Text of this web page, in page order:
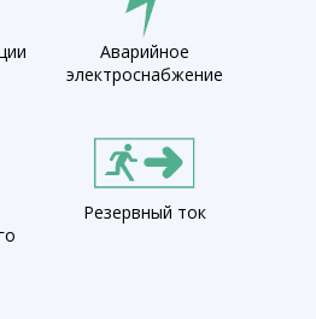
Аварийное
электроснабжение
Резервный ток